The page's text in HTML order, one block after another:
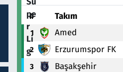
# Takım
1 Amed
2 Erzurumspor FK
3 Başakşehir